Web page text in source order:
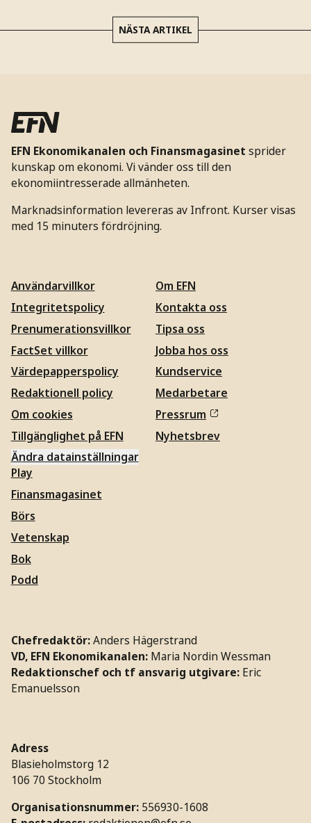
NÄSTA ARTIKEL
EFN Ekonomikanalen och Finansmagasinet sprider
kunskap om ekonomi. Vi vänder oss till den
ekonomiintresserade allmänheten.
Marknadsinformation levereras av Infront. Kurser visas
med 15 minuters fördröjning.
Användarvillkor
Integritetspolicy
Prenumerationsvillkor
FactSet villkor
Värdepapperspolicy
Redaktionell policy
Om cookies
Tillgänglighet på EFN
Ändra datainställningar
Om EFN
Kontakta oss
Tipsa oss
Jobba hos oss
Kundservice
Medarbetare
Pressrum
Nyhetsbrev
Play
Finansmagasinet
Börs
Vetenskap
Bok
Podd
Chefredaktör:Anders Hägerstrand
VD, EFN Ekonomikanalen: Maria Nordin Wessman
Redaktionschef och tf ansvarig utgivare: Eric
Emanuelsson
Adress
Blasieholmstorg 12
106 70 Stockholm
Organisationsnummer: 556930-1608